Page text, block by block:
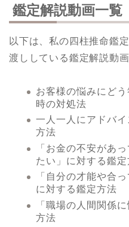
鑑定解説動画一覧
以下は、私の四柱推命鑑
渡ししている鑑定解説動画
お客様の悩みにど
時の対処法
一人一人にアドバ
方法
「お金の不安があ
たい」に対する鑑
「自分の才能や合
に対する鑑定方法
「職場の人間関係
方法